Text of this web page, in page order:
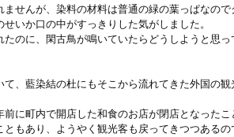
せんが、染料の材料は普通の緑の葉っぱなので
いか口の中がすっきりした気がしました。
のに、閑古鳥が鳴いていたらどうしようと思
、藍染結の杜にもそこから流れてきた外国の
に町内で開店した和食のお店が閉店となった
もあり、ようやく観光客も戻ってきつつある